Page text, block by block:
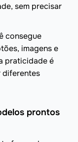
sem precisar
consegue
imagens e
praticidade é
diferentes
prontos